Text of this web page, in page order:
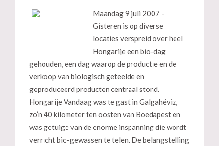
Maandag 9 juli 2007 -
Gisteren is op diverse
locaties verspreid over heel
Hongarije een bio-dag
gehouden, een dag waarop de productie en de
verkoop van biologisch geteelde en
geproduceerd producten centraal stond.
Hongarije Vandaag was te gast in Galgahéviz,
zo’n 40 kilometer ten oosten van Boedapest en
was getuige van de enorme inspanning die wordt
verricht bio-gewassen te telen. De belangstelling